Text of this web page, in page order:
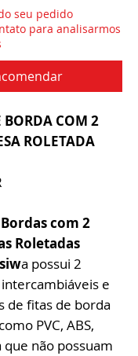
seu pedido
para analisarmos
BORDA COM 2
ROLETADA
com 2
Roletadas
a possui 2
e
de fitas de borda
PVC, ABS,
não possuam